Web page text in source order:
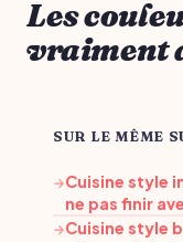
Les
vraiment
SUR LE MÊME
→Cuisine style
ne pas finir
→Cuisine style